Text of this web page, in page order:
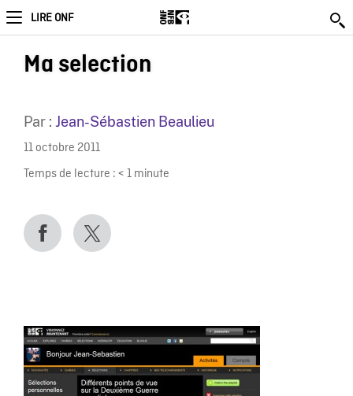
LIRE ONF
Ma selection
Par : Jean-Sébastien Beaulieu
11 octobre 2011
Temps de lecture : < 1 minute